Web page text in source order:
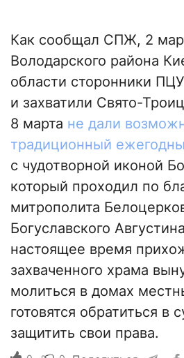
Как сообщал СПЖ, 2
Володарского района
области сторонники
и захватили Свято-
8 марта не дали
традиционный
с чудотворной иконой
который проходил по
митрополита
Богуславского
настоящее время
захваченного храма
молиться в домах
готовятся обратиться в
защитить свои права.